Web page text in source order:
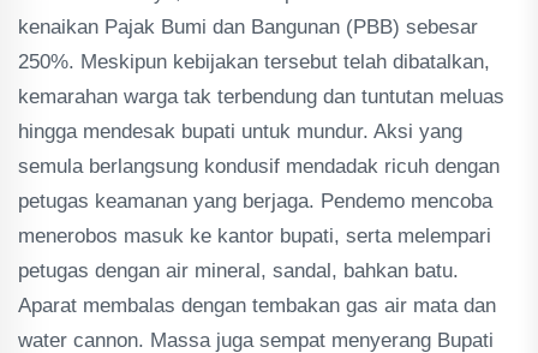
kenaikan Pajak Bumi dan Bangunan (PBB) sebesar
250%. Meskipun kebijakan tersebut telah dibatalkan,
kemarahan warga tak terbendung dan tuntutan meluas
hingga mendesak bupati untuk mundur. Aksi yang
semula berlangsung kondusif mendadak ricuh dengan
petugas keamanan yang berjaga. Pendemo mencoba
menerobos masuk ke kantor bupati, serta melempari
petugas dengan air mineral, sandal, bahkan batu.
Aparat membalas dengan tembakan gas air mata dan
water cannon. Massa juga sempat menyerang Bupati